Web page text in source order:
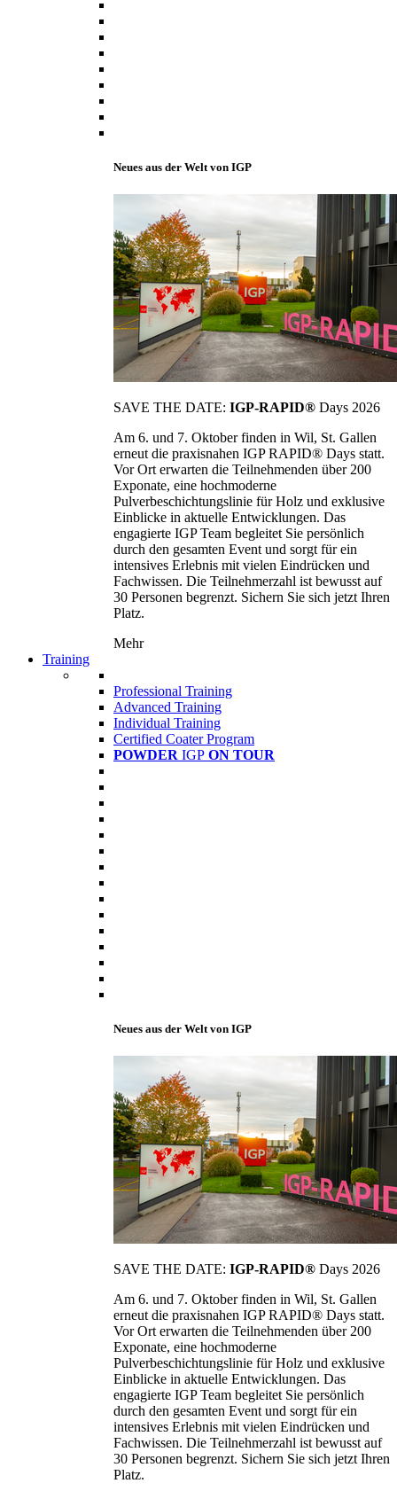
Neues aus der Welt von IGP
SAVE THE DATE: IGP-RAPID® Days 2026
Am 6. und 7. Oktober finden in Wil, St. Gallen
erneut die praxisnahen IGP RAPID® Days statt.
Vor Ort erwarten die Teilnehmenden über 200
Exponate, eine hochmoderne
Pulverbeschichtungslinie für Holz und exklusive
Einblicke in aktuelle Entwicklungen. Das
engagierte IGP Team begleitet Sie persönlich
durch den gesamten Event und sorgt für ein
intensives Erlebnis mit vielen Eindrücken und
Fachwissen. Die Teilnehmerzahl ist bewusst auf
30 Personen begrenzt. Sichern Sie sich jetzt Ihren
Platz.
Mehr
Training
Professional Training
Advanced Training
Individual Training
Certified Coater Program
POWDER IGP ON TOUR
Neues aus der Welt von IGP
SAVE THE DATE: IGP-RAPID® Days 2026
Am 6. und 7. Oktober finden in Wil, St. Gallen
erneut die praxisnahen IGP RAPID® Days statt.
Vor Ort erwarten die Teilnehmenden über 200
Exponate, eine hochmoderne
Pulverbeschichtungslinie für Holz und exklusive
Einblicke in aktuelle Entwicklungen. Das
engagierte IGP Team begleitet Sie persönlich
durch den gesamten Event und sorgt für ein
intensives Erlebnis mit vielen Eindrücken und
Fachwissen. Die Teilnehmerzahl ist bewusst auf
30 Personen begrenzt. Sichern Sie sich jetzt Ihren
Platz.